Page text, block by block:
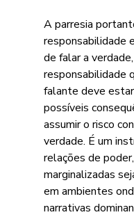
A parresia
responsabilidade
de falar a
responsabilidade
falante deve
possíveis
assumir o risco
verdade. É um
relações de
marginalizadas
em ambientes
narrativas